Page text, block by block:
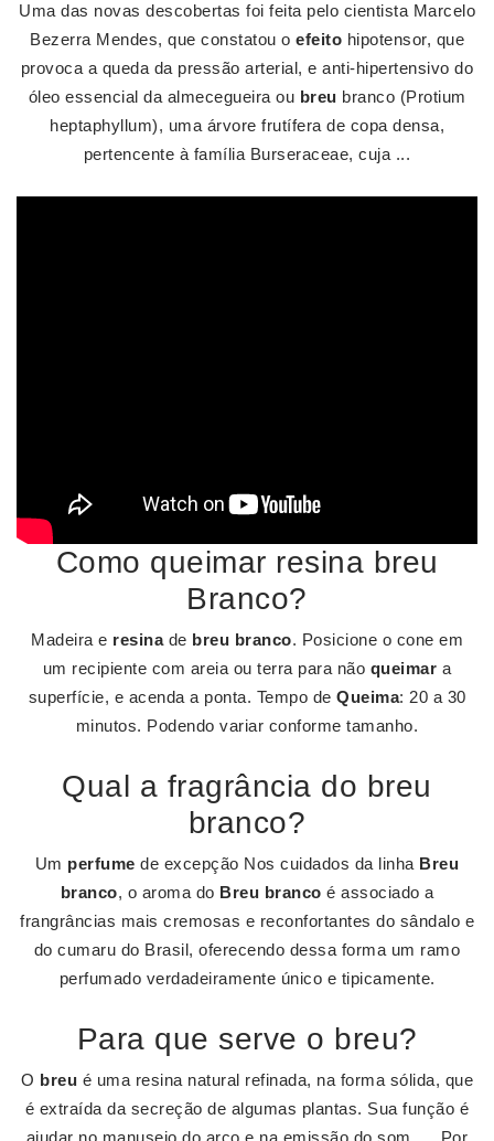
Uma das novas descobertas foi feita pelo cientista Marcelo
Bezerra Mendes, que constatou o efeito hipotensor, que
provoca a queda da pressão arterial, e anti-hipertensivo do
óleo essencial da almecegueira ou breu branco (Protium
heptaphyllum), uma árvore frutífera de copa densa,
pertencente à família Burseraceae, cuja ...
Como queimar resina breu
Branco?
Madeira e resinade breu branco. Posicione o cone em
um recipiente com areia ou terra para não queimar a
superfície, e acenda a ponta. Tempo de Queima: 20 a 30
minutos. Podendo variar conforme tamanho.
Qual a fragrância do breu
branco?
Um perfume de excepção Nos cuidados da linha Breu
branco, o aroma do Breu branco é associado a
frangrâncias mais cremosas e reconfortantes do sândalo e
do cumaru do Brasil, oferecendo dessa forma um ramo
perfumado verdadeiramente único e tipicamente.
Para que serve o breu?
O breu é uma resina natural refinada, na forma sólida, que
é extraída da secreção de algumas plantas. Sua função é
ajudar no manuseio do arco e na emissão do som. ... Por